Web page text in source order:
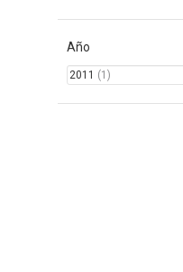
Año
2011 (1)